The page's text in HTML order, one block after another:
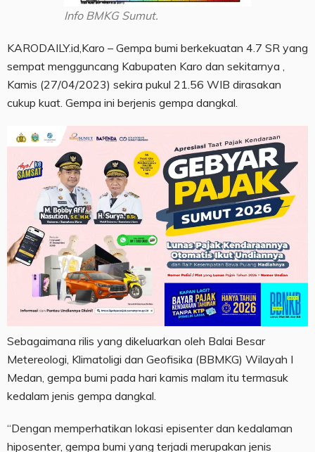
Info BMKG Sumut.
KARODAILY.id,Karo – Gempa bumi berkekuatan 4.7 SR yang
sempat mengguncang Kabupaten Karo dan sekitarnya ,
Kamis (27/04/2023) sekira pukul 21.56 WIB dirasakan
cukup kuat. Gempa ini berjenis gempa dangkal.
Sebagaimana rilis yang dikeluarkan oleh Balai Besar
Metereologi, Klimatoligi dan Geofisika (BBMKG) Wilayah I
Medan, gempa bumi pada hari kamis malam itu termasuk
kedalam jenis gempa dangkal.
“Dengan memperhatikan lokasi episenter dan kedalaman
hiposenter, gempa bumi yang terjadi merupakan jenis